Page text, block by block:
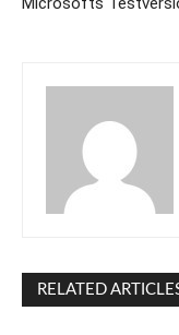
RELATED